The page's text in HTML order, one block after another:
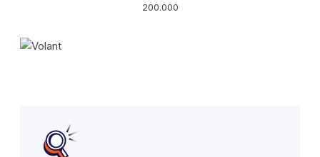
200.000